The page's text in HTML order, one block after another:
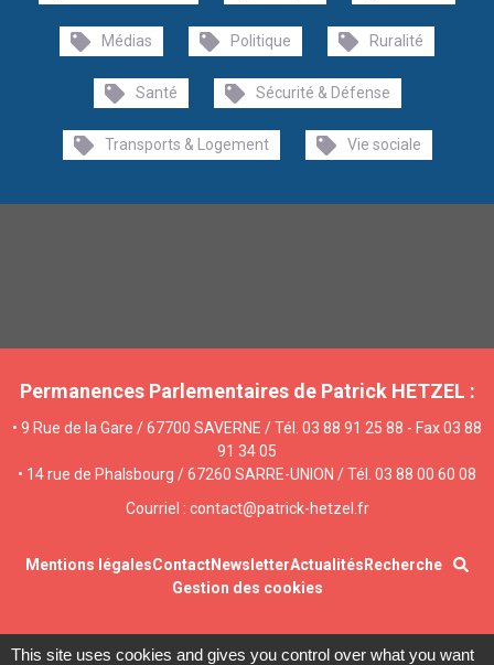
Médias Politique Ruralité
Santé Sécurité & Défense
Transports & Logement Vie sociale
Permanences Parlementaires de Patrick HETZEL :
• 9 Rue de la Gare / 67700 SAVERNE / Tél. 03 88 91 25 88 - Fax 03 88
91 34 05
• 14 rue de Phalsbourg / 67260 SARRE-UNION / Tél. 03 88 00 60 08
Courriel : contact@patrick-hetzel.fr
Mentions légalesContactNewsletterActualités Recherche
Gestion des cookies
This site uses cookies and gives you control over what you want